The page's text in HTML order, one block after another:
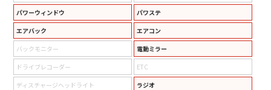
パワーウィンドウ
パワステ
エアバック
エアコン
バックモニター
電動ミラー
ドライブレコーダー
ETC
ディスチャージヘッドライト
ラジオ